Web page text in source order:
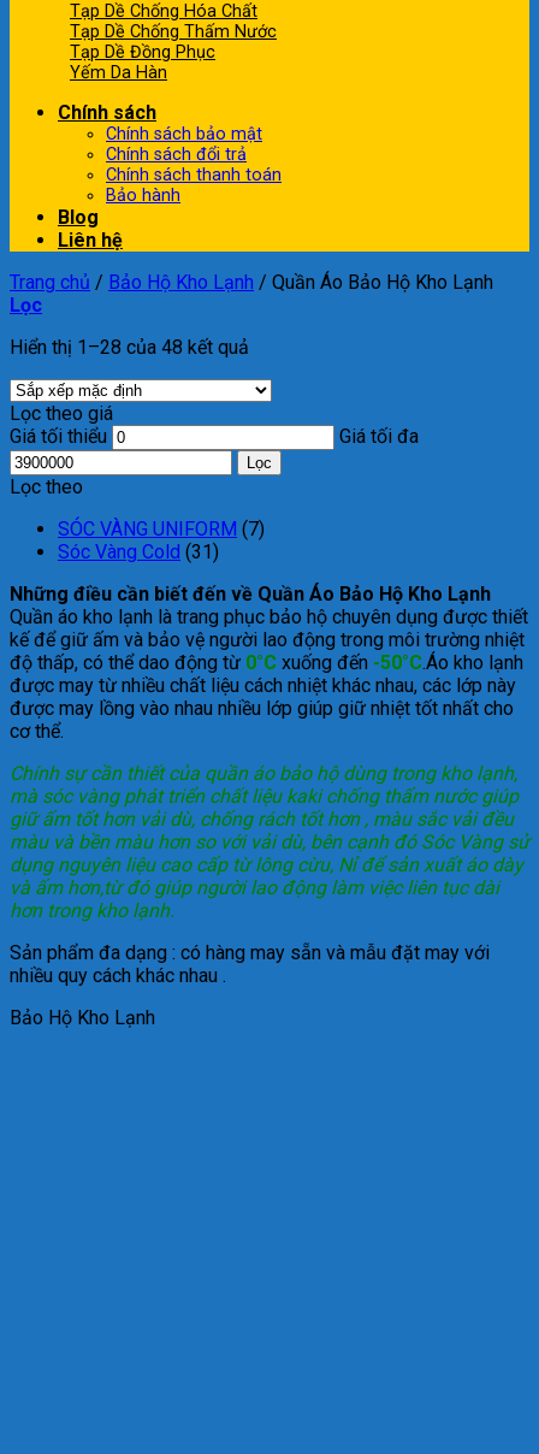
Tạp Dề Chống Hóa Chất
Tạp Dề Chống Thấm Nước
Tạp Dề Đồng Phục
Yếm Da Hàn
Chính sách
Chính sách bảo mật
Chính sách đổi trả
Chính sách thanh toán
Bảo hành
Blog
Liên hệ
Trang chủ / Bảo Hộ Kho Lạnh / Quần Áo Bảo Hộ Kho Lạnh
Lọc
Hiển thị 1–28 của 48 kết quả
Lọc theo giá
Giá tối thiểu
Giá tối đa
Lọc
Lọc theo
SÓC VÀNG UNIFORM (7)
Sóc Vàng Cold (31)
Những điều cần biết đến về Quần Áo Bảo Hộ Kho Lạnh
Quần áo kho lạnh là trang phục bảo hộ chuyên dụng được thiết
kế để giữ ấm và bảo vệ người lao động trong môi trường nhiệt
độ thấp, có thể dao động từ 0°C xuống đến -50°C.Áo kho lạnh
được may từ nhiều chất liệu cách nhiệt khác nhau, các lớp này
được may lồng vào nhau nhiều lớp giúp giữ nhiệt tốt nhất cho
cơ thể.
Chính sự cần thiết của quần áo bảo hộ dùng trong kho lạnh,
mà sóc vàng phát triển chất liệu kaki chống thấm nước giúp
giữ ấm tốt hơn vải dù, chống rách tốt hơn , màu sắc vải đều
màu và bền màu hơn so với vải dù, bên cạnh đó Sóc Vàng sử
dụng nguyên liệu cao cấp từ lông cừu, Nỉ để sản xuất áo dày
và ấm hơn,từ đó giúp người lao động làm việc liên tục dài
hơn trong kho lạnh.
Sản phẩm đa dạng : có hàng may sẵn và mẫu đặt may với
nhiều quy cách khác nhau .
Bảo Hộ Kho Lạnh